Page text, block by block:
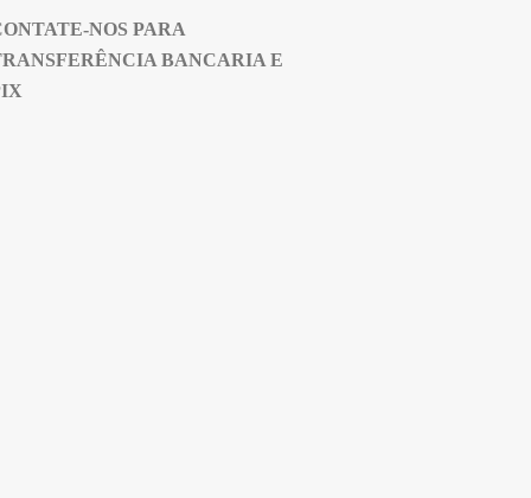
NOS PARA
BANCARIA E